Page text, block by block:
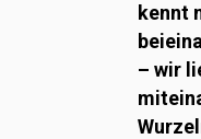
kennt
– wir